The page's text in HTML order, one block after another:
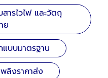
ารไวไฟ และวัตถุ
ย
แบบมาตรฐาน
ลิงราคาส่ง